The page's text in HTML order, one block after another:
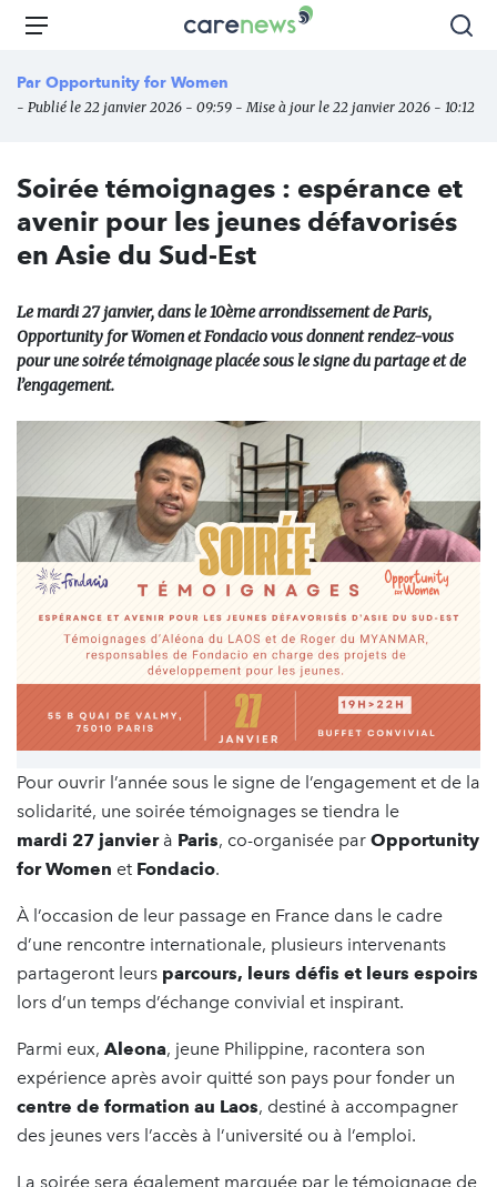
Aller
principal
Carenews,
média
des
Menu
Par Opportunity for Women
- Publié le 22 janvier 2026 - 09:59 - Mise à jour le 22 janvier 2026 - 10:12
Soirée témoignages : espérance et
avenir pour les jeunes défavorisés
en Asie du Sud-Est
Le mardi 27 janvier, dans le 10ème arrondissement de Paris,
Opportunity for Women et Fondacio vous donnent rendez-vous
pour une soirée témoignage placée sous le signe du partage et de
l’engagement.
Pour ouvrir l’année sous le signe de l’engagement et de la
solidarité, une soirée témoignages se tiendra le
mardi 27 janvierà Paris, co-organisée par Opportunity
for Women et Fondacio.
À l’occasion de leur passage en France dans le cadre
d’une rencontre internationale, plusieurs intervenants
partageront leurs parcours, leurs défis et leurs espoirs
lors d’un temps d’échange convivial et inspirant.
Parmi eux, Aleona, jeune Philippine, racontera son
expérience après avoir quitté son pays pour fonder un
centre de formation au Laos, destiné à accompagner
des jeunes vers l’accès à l’université ou à l’emploi.
La soirée sera également marquée par le témoignage de